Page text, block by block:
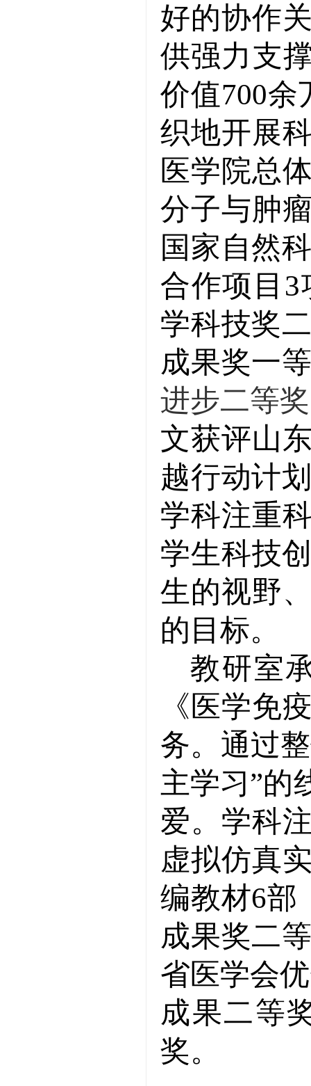
好的协作
供强力支
价值700余
织地开展
医学院总
分子与肿
国家自然
合作项目 3
学科技奖
成果奖一
进步二等奖
文获评山
越行动计
学科注重
学生科技
生的视野
的目标。
教研室
《医学免
务。通过
主学习”的
爱。学科
虚拟仿真
编教材6部
成果奖二
省医学会
成果二等
奖。